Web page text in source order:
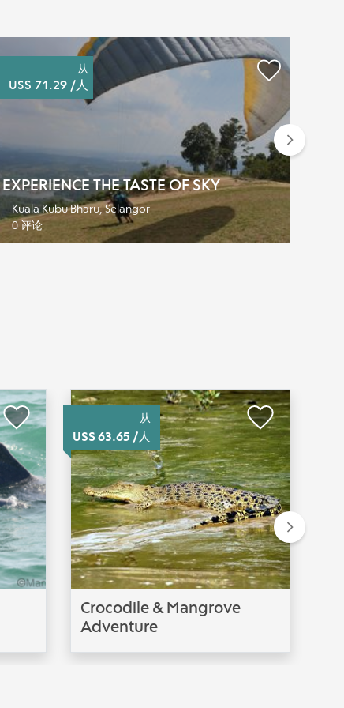
从
US$ 71.29 /人
EXPERIENCE THE TASTE OF SKY
Kuala Kubu Bharu, Selangor
0 评论
Next
从
US$ 63.65 /人
Crocodile & Mangrove
Adventure
Next